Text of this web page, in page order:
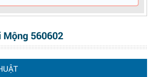
Mộng 560602